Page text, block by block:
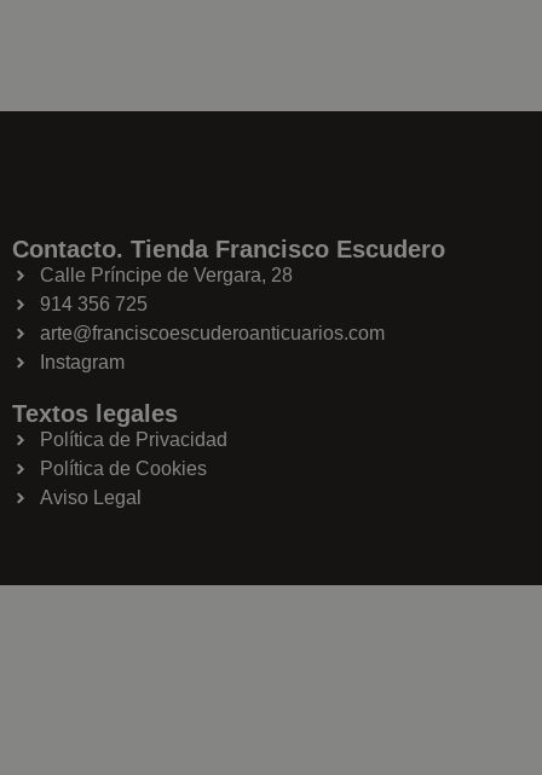
Contacto. Tienda Francisco Escudero
Calle Príncipe de Vergara, 28
914 356 725
arte@franciscoescuderoanticuarios.com
Instagram
Textos legales
Política de Privacidad
Política de Cookies
Aviso Legal